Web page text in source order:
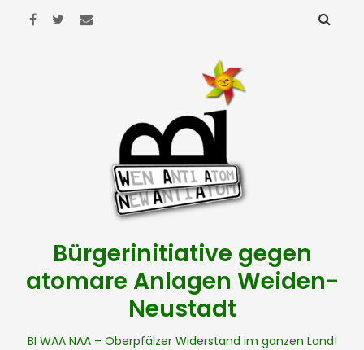
Bürgerinitiative gegen
atomare Anlagen Weiden-
Neustadt
BI WAA NAA – Oberpfälzer Widerstand im ganzen Land!